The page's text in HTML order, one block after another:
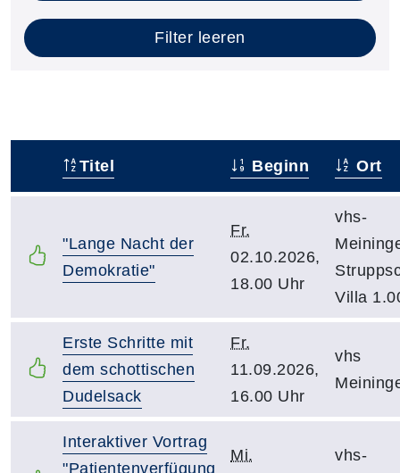
Filter leeren
Titel Beginn Ort
"Lange Nacht der
Demokratie"
Fr.
02.10.2026,
18.00 Uhr
vhs-
Villa
Erste Schritte mit
dem schottischen
Dudelsack
Fr.
11.09.2026,
16.00 Uhr
vhs
Interaktiver Vortrag
"Patientenverfügung
Mi.
vhs-